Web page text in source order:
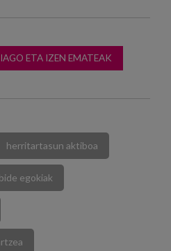
ETA IZEN EMATEAK
herritartasun aktiboa
egokiak